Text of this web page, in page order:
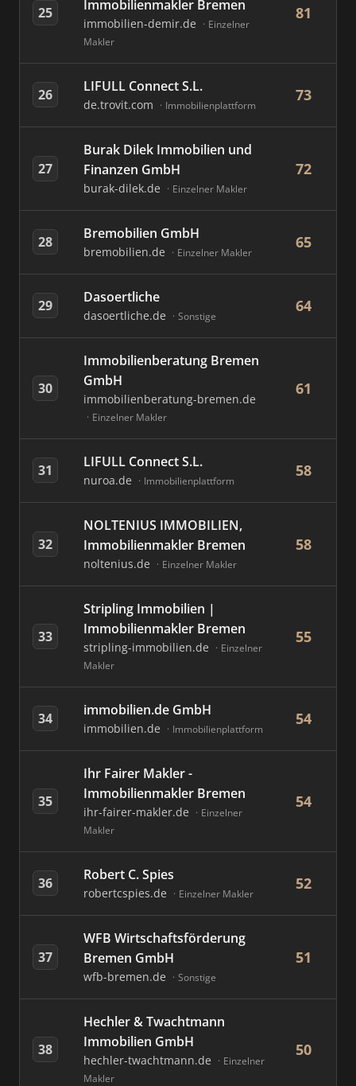
25 Immobilienmakler Bremen
immobilien-demir.de
Einzelner
Makler
81
26 LIFULL Connect S.L.
de.trovit.com Immobilienplattform
73
27
Burak Dilek Immobilien und
Finanzen GmbH
burak-dilek.de Einzelner Makler
72
28 Bremobilien GmbH
bremobilien.de Einzelner Makler
65
29 Dasoertliche
dasoertliche.de Sonstige
64
30
Immobilienberatung Bremen
GmbH
immobilienberatung-bremen.de
Einzelner Makler
61
31 LIFULL Connect S.L.
nuroa.de Immobilienplattform
58
32
NOLTENIUS IMMOBILIEN,
Immobilienmakler Bremen
noltenius.de Einzelner Makler
58
33
Stripling Immobilien |
Immobilienmakler Bremen
stripling-immobilien.de
Einzelner
Makler
55
34 immobilien.de GmbH
immobilien.de Immobilienplattform
54
35
Ihr Fairer Makler -
Immobilienmakler Bremen
ihr-fairer-makler.de
Einzelner
Makler
54
36 Robert C. Spies
robertcspies.de Einzelner Makler
52
37
WFB Wirtschaftsförderung
Bremen GmbH
wfb-bremen.de Sonstige
51
38
Hechler & Twachtmann
Immobilien GmbH
hechler-twachtmann.de
Einzelner
Makler
50